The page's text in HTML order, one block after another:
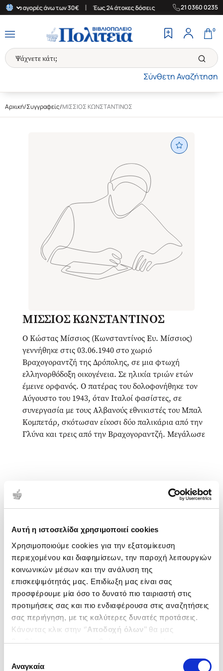
Αυτή η ιστοσελίδα χρησιμοποιεί cookies
Χρησιμοποιούμε cookies για την εξατομίκευση
περιεχομένου και διαφημίσεων, την παροχή λειτουργιών
κοινωνικών μέσων και την ανάλυση της
επισκεψιμότητάς μας. Επιδίωξη μας είναι σας
προσφέρουμε μία όσο το δυνατό πιο ταιριαστή στις
προτιμήσεις σας και πιο ενδιαφέρουσα στις αναζητήσεις
σας περιήγηση, με τις καλύτερες δυνατές προτάσεις.
Κάνοντας κλικ στην ‘’Αποδοχή όλων’’ θα μας
βοηθήσετε να ανταποκριθούμε στα παραπάνω.
ενδιαφέρουν και να επιλέξετε από τα παρακάτω με την
συγκατάθεσης
Αναγκαία
για αγορές άνω των 30€ Έως 24 άτοκες δόσεις | Δωρεάν
21 0360 0235
Σύνθετη Αναζήτηση
0
Αρχική/Συγγραφείς/ΜΙΣΣΙΟΣ ΚΩΝΣΤΑΝΤΙΝΟΣ
ΜΙΣΣΙΟΣ ΚΩΝΣΤΑΝΤΙΝΟΣ
Ο Κώστας Μίσσιος (Κωνσταντίνος Ευ. Μίσσιος)
γεννήθηκε στις 03.06.1940 στο χωριό
Βραχογοραντζή της Δρόπολης, σε μια φτωχή
ελληνορθόδοξη οικογένεια. Σε ηλικία τριών ετών
έμεινε ορφανός. Ο πατέρας του δολοφονήθηκε τον
Αύγουστο του 1943, όταν Ιταλοί φασίστες, σε
συνεργασία με τους Αλβανούς εθνικιστές του Μπαλ
Κομπετάρ, σκότωσαν είκοσι δύο παλικάρια από την
Γλύνα και τρεις από την Βραχογοραντζή. Μεγάλωσε
Κυρούσης. Οι συνθήκες και το καθεστώς δεν του
επέτρεψαν να σπουδάσει, έτσι η ανάγκη τού έδειξε
οικοδόμος στην Καλαμάτα, όπου και διαμένει. Δεν
ξέχασε, όμως, ποτέ το πονεμένο του χωριό, στο
οποίο μένει πλέον εννέα μήνες τον χρόνο.
1-1 από 1 προϊόντα
Δημοτικότητα